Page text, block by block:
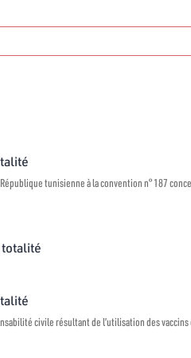
tunisienne à la convention n° 187
totalité
civile résultant de l’utilisation des